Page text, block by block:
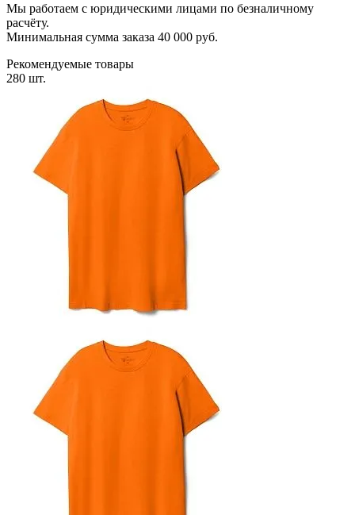
Мы работаем с юридическими лицами по безналичному
расчёту.
Минимальная сумма заказа 40 000 руб.
Рекомендуемые товары
280 шт.